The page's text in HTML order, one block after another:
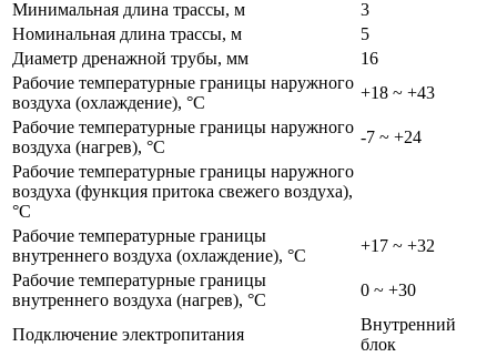
Минимальная длина трассы, м
3
Номинальная длина трассы, м
5
Диаметр дренажной трубы, мм
16
Рабочие температурные границы наружного
воздуха (охлаждение), °C
+18 ~ +43
Рабочие температурные границы наружного
воздуха (нагрев), °C
-7 ~ +24
Рабочие температурные границы наружного
воздуха (функция притока свежего воздуха),
°C
Рабочие температурные границы
внутреннего воздуха (охлаждение), °C
+17 ~ +32
Рабочие температурные границы
внутреннего воздуха (нагрев), °C
0 ~ +30
Подключение электропитания
Внутренний
блок